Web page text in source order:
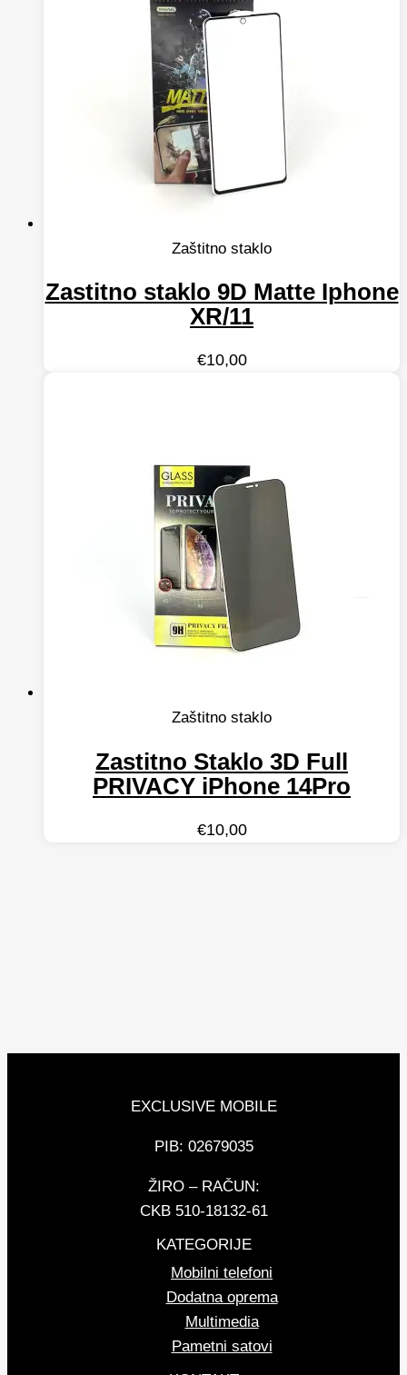
Zaštitno staklo
Zastitno staklo 9D Matte Iphone
XR/11
€10,00
Zaštitno staklo
Zastitno Staklo 3D Full
PRIVACY iPhone 14Pro
€10,00
EXCLUSIVE MOBILE
PIB: 02679035
ŽIRO – RAČUN:
CKB 510-18132-61
KATEGORIJE
Mobilni telefoni
Dodatna oprema
Multimedia
Pametni satovi